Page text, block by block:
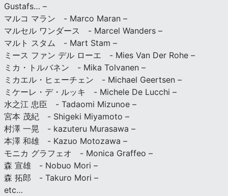
Gustafs… –
マルコ マラン - Marco Maran –
マルセル ワンダース - Marcel Wanders –
マルト スタム - Mart Stam –
ミース ファン デル ローエ - Mies Van Der Rohe –
ミカ・トルバネン - Mika Tolvanen –
ミカエル・ヒェーチェン - Michael Geertsen –
ミケーレ・デ・ルッキ - Michele De Lucchi –
水之江 忠臣 - Tadaomi Mizunoe –
宮本 茂紀 - Shigeki Miyamoto –
村澤 一晃 - kazuteru Murasawa –
本澤 和雄 - Kazuo Motozawa –
モニカ グラフェオ - Monica Graffeo –
森 宣雄 - Nobuo Mori –
森 拓郎 - Takuro Mori –
etc…